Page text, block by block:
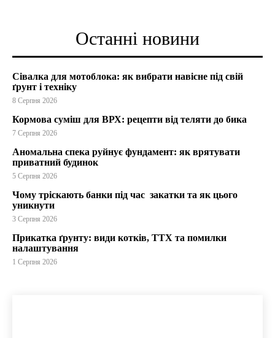
Останні новини
Сівалка для мотоблока: як вибрати навісне під свій
ґрунт і техніку
8 Серпня 2026
Кормова суміш для ВРХ: рецепти від теляти до бика
7 Серпня 2026
Аномальна спека руйнує фундамент: як врятувати
приватний будинок
5 Серпня 2026
Чому тріскають банки під час закатки та як цього
уникнути
3 Серпня 2026
Прикатка ґрунту: види котків, ТТХ та помилки
налаштування
1 Серпня 2026